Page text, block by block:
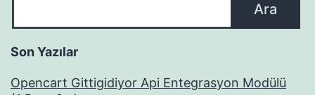
Ara
Son Yazılar
Opencart Gittigidiyor Api Entegrasyon Modülü